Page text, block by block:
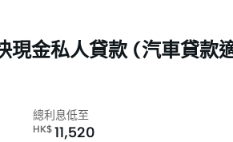
現金私人貸款 (汽車貸款
總利息低至
HK$ 11,520